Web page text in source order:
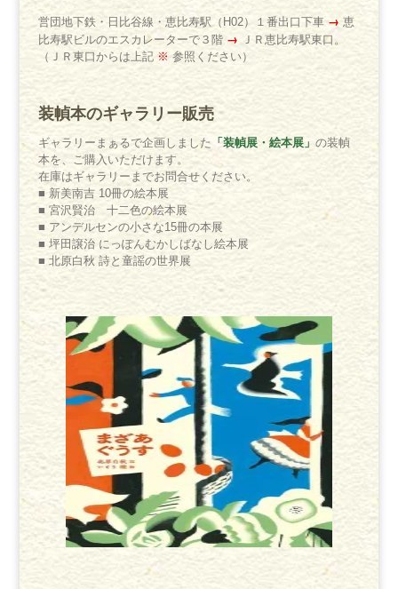
営団地下鉄・日比谷線・恵比寿駅（H02）１番出口下車 → 恵
比寿駅ビルのエスカレーターで３階 →
ＪＲ恵比寿駅東口。
（ＪＲ東口からは上記※ 参照ください）
装幀本のギャラリー販売
ギャラリーまぁるで企画しました 「装幀展・絵本展」 の装幀
本を、ご購入いただけます。
在庫はギャラリーまでお問合せください。
■ 新美南吉 10冊の絵本展
■ 宮沢賢治 十二色の絵本展
■ アンデルセンの小さな15冊の本展
■ 坪田譲治 にっぽんむかしばなし絵本展
■ 北原白秋 詩と童謡の世界展